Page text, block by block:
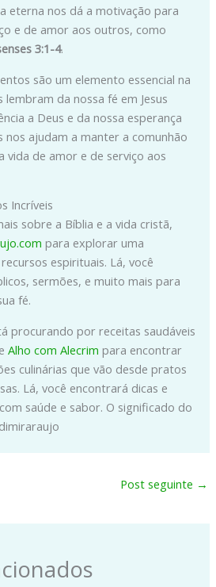
eterna nos dá a motivação para
e de amor aos outros, como
3:1-4.
são um elemento essencial na
lembram da nossa fé em Jesus
a Deus e da nossa esperança
nos ajudam a manter a comunhão
vida de amor e de serviço aos
Incríveis
sobre a Bíblia e a vida cristã,
para explorar uma
espirituais. Lá, você
sermões, e muito mais para
fé.
procurando por receitas saudáveis
Alho com Alecrim para encontrar
culinárias que vão desde pratos
Lá, você encontrará dicas e
saúde e sabor. O significado do
Post seguinte →